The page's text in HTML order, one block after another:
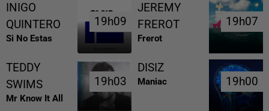
INIGO
QUINTERO
Si No Estas
19h09
19h09
JEREMY
FREROT
Frerot
19h07
19h07
TEDDY
SWIMS
Mr Know It All
19h03
19h03
DISIZ
Maniac 19h00
19h00